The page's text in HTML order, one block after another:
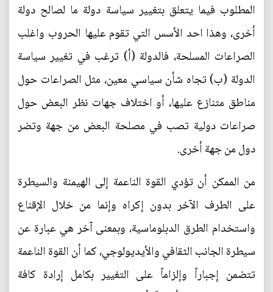
المطلوب فيما يتعلق بتغيير سياسة دولة ما لصالح دولة
أخرى، وهذا احد الأسس التي تقوم عليها الحروب واغلب
الصراعات المسلحة، فالدولة (أ) ترغب في تغيير سياسة
الدولة (ب) تجاه شأن سياسي معين، مثل الصراعات حول
مناطق متنازع عليها، أو اختلاف جهات نظر البعض حول
صراعات دولية تصب في مصلحة البعض من جهة وتضر
دول من جهة أخرى.
من الممكن أن تؤدي القوة الناعمة إلى الهيمنة والسيطرة
على الطرف الآخر بدون إكراه وإنما من خلال الإقناع
واستخدام الطرق الدبلوماسية، وبمعنى آخر هي عبارة عن
سيطرة الجانب الثقافي والأيديولوجي، كما أن القوة الناعمة
تتضمن إجباراً وإلزاماً على التغيير بكامل إرادة كافة